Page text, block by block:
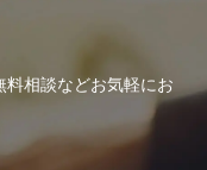
相談などお気軽にお